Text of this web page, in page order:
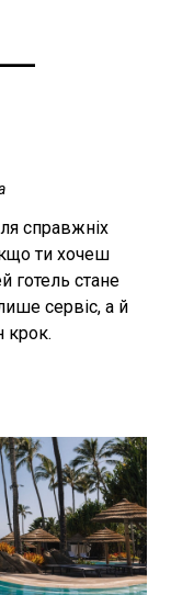
справжніх
ти хочеш
готель стане
сервіс, а й
крок.